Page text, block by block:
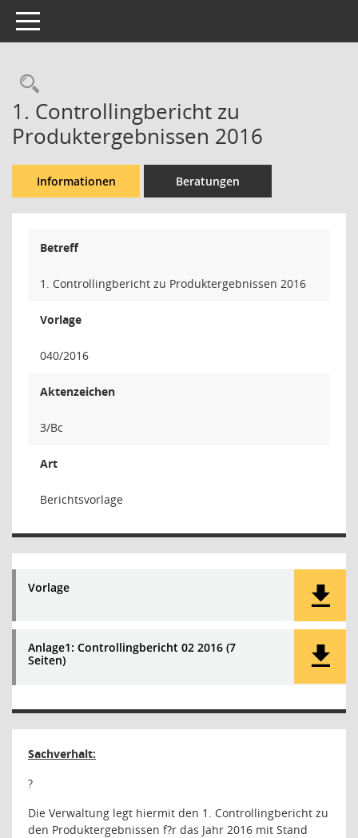
Toggle navigation
Rechercheauswahl
1. Controllingbericht zu
Produktergebnissen 2016
Informationen Beratungen
Betreff
1. Controllingbericht zu Produktergebnissen 2016
Vorlage
040/2016
Aktenzeichen
3/Bc
Art
Berichtsvorlage
Vorlage
Anlage1: Controllingbericht 02 2016 (7
Seiten)
Sachverhalt:
?
Die Verwaltung legt hiermit den 1. Controllingbericht zu
den Produktergebnissen f?r das Jahr 2016 mit Stand